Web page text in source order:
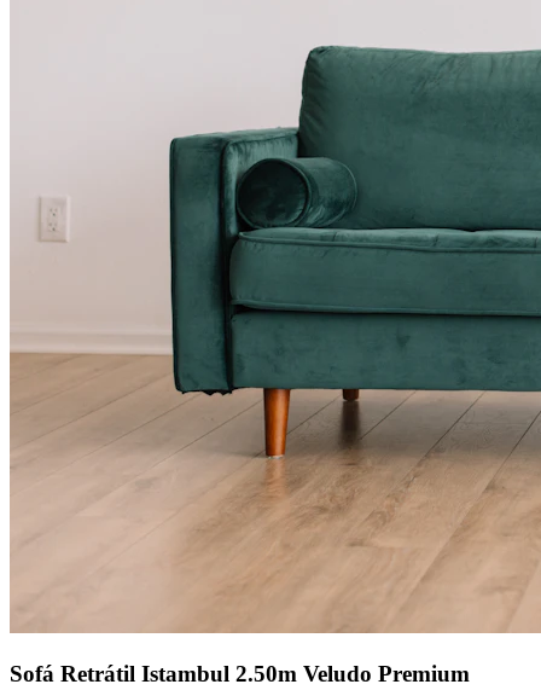
Sofá Retrátil Istambul 2.50m Veludo Premium